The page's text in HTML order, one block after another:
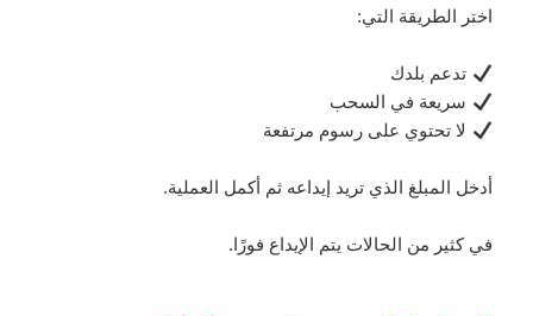
اختر الطريقة التي:
تدعم بلدك
سريعة في السحب
لا تحتوي على رسوم مرتفعة
أدخل المبلغ الذي تريد إيداعه ثم أكمل العملية.
في كثير من الحالات يتم الإيداع فورًا.